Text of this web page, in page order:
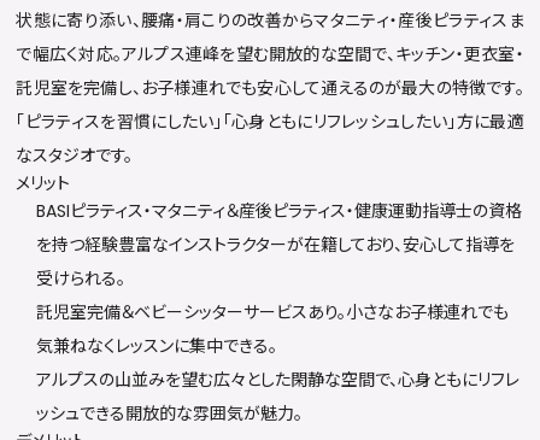
状態に寄り添い、腰痛・肩こりの改善からマタニティ・産後ピラティスま
で幅広く対応。アルプス連峰を望む開放的な空間で、キッチン・更衣室・
託児室を完備し、お子様連れでも安心して通えるのが最大の特徴です。
「ピラティスを習慣にしたい」「心身ともにリフレッシュしたい」方に最適
なスタジオです。
メリット
BASIピラティス・マタニティ＆産後ピラティス・健康運動指導士の資格
を持つ経験豊富なインストラクターが在籍しており、安心して指導を
受けられる。
託児室完備＆ベビーシッターサービスあり。小さなお子様連れでも
気兼ねなくレッスンに集中できる。
アルプスの山並みを望む広々とした閑静な空間で、心身ともにリフレ
ッシュできる開放的な雰囲気が魅力。